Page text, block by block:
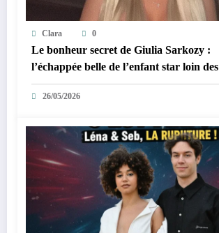
Clara 0
Le bonheur secret de Giulia Sarkozy :
l’échappée belle de l’enfant star loin des
tumultes familiaux.
26/05/2026